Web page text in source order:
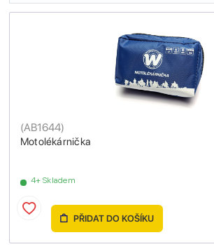
Motolékárnička
(AB1644)
4+ Skladem
PŘIDAT DO KOŠÍKU